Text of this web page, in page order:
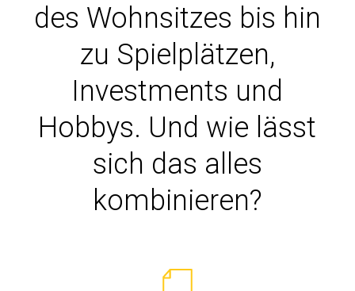
des Wohnsitzes bis hin
zu Spielplätzen,
Investments und
Hobbys. Und wie lässt
sich das alles
kombinieren?